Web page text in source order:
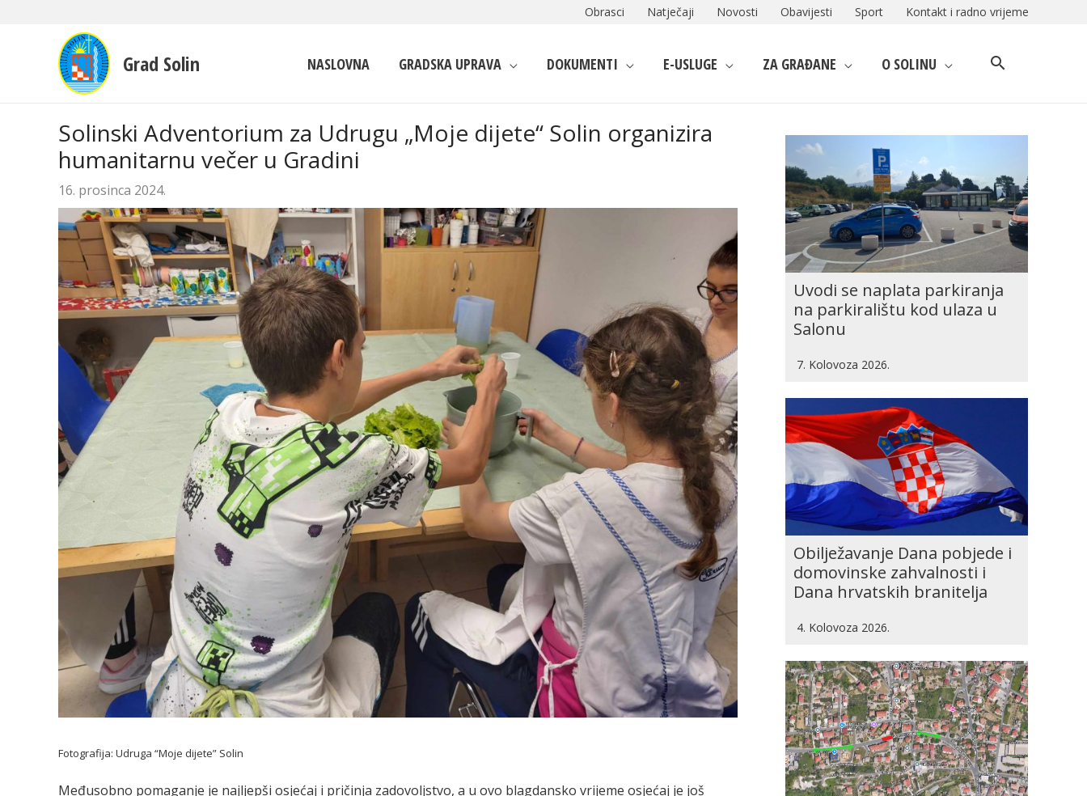
Obrasci Natječaji Novosti Obavijesti Sport Kontakt i radno vrijeme
Grad Solin NASLOVNA GRADSKA UPRAVA DOKUMENTI E-USLUGE ZA GRAĐANE O SOLINU
Solinski Adventorium za Udrugu „Moje dijete“ Solin organizira
humanitarnu večer u Gradini
16. prosinca 2024.
Fotografija: Udruga “Moje dijete” Solin
Međusobno pomaganje je najljepši osjećaj i pričinja zadovoljstvo, a u ovo blagdansko vrijeme osjećaj je još
Uvodi se naplata parkiranja
na parkiralištu kod ulaza u
Salonu
7. Kolovoza 2026.
Obilježavanje Dana pobjede i
domovinske zahvalnosti i
Dana hrvatskih branitelja
4. Kolovoza 2026.